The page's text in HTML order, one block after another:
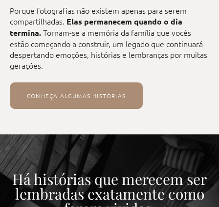
Porque fotografias não existem apenas para serem
compartilhadas. Elas permanecem quando o dia
termina.Tornam-se a memória da família que vocês
estão começando a construir, um legado que continuará
despertando emoções, histórias e lembranças por muitas
gerações.
CONHEÇA ALGUMAS HISTÓRIAS
Há histórias que merecem ser
lembradas exatamente como